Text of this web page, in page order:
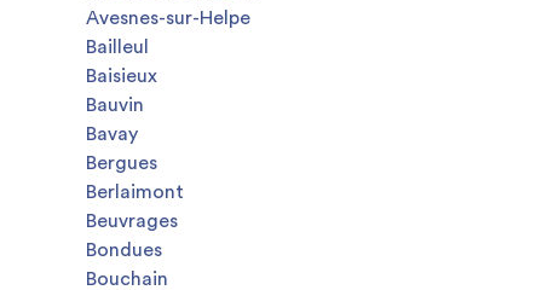
Avesnes-sur-Helpe
Bailleul
Baisieux
Bauvin
Bavay
Bergues
Berlaimont
Beuvrages
Bondues
Bouchain